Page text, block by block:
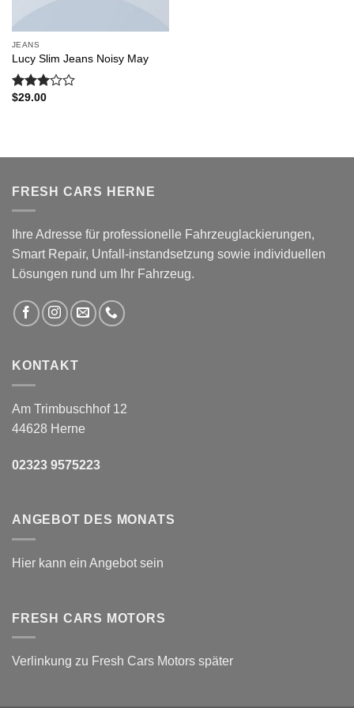
JEANS
Lucy Slim Jeans Noisy May
Bewertet
$29.00
FRESH CARS HERNE
Ihre Adresse für professionelle Fahrzeuglackierungen,
Smart Repair, Unfall-instandsetzung sowie individuellen
Lösungen rund um Ihr Fahrzeug.
KONTAKT
Am Trimbuschhof 12
44628 Herne
02323 9575223
ANGEBOT DES MONATS
Hier kann ein Angebot sein
FRESH CARS MOTORS
Verlinkung zu Fresh Cars Motors später